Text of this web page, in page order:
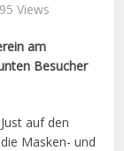
Views
am
Besucher
auf den
Masken- und